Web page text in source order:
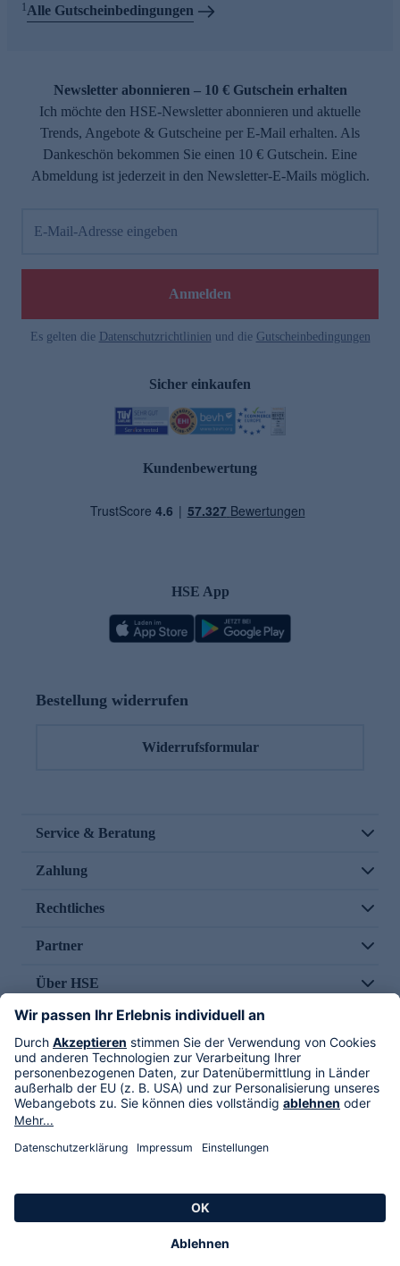
1Alle Gutscheinbedingungen
Newsletter abonnieren – 10 € Gutschein erhalten
Ich möchte den HSE-Newsletter abonnieren und aktuelle
Trends, Angebote & Gutscheine per E-Mail erhalten. Als
Dankeschön bekommen Sie einen 10 € Gutschein. Eine
Abmeldung ist jederzeit in den Newsletter-E-Mails möglich.
E-Mail-Adresse eingeben
Anmelden
Es gelten die Datenschutzrichtlinien und die Gutscheinbedingungen
Sicher einkaufen
Kundenbewertung
HSE App
Bestellung widerrufen
Widerrufsformular
Service & Beratung
Zahlung
Rechtliches
Partner
Über HSE
Im TV
HSE International